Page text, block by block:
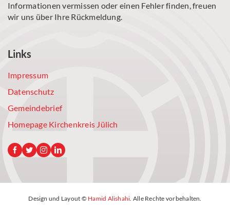
Informationen vermissen oder einen Fehler finden, freuen
wir uns über Ihre Rückmeldung.
Links
Impressum
Datenschutz
Gemeindebrief
Homepage Kirchenkreis Jülich
Design und Layout © Hamid Alishahi. Alle Rechte vorbehalten.